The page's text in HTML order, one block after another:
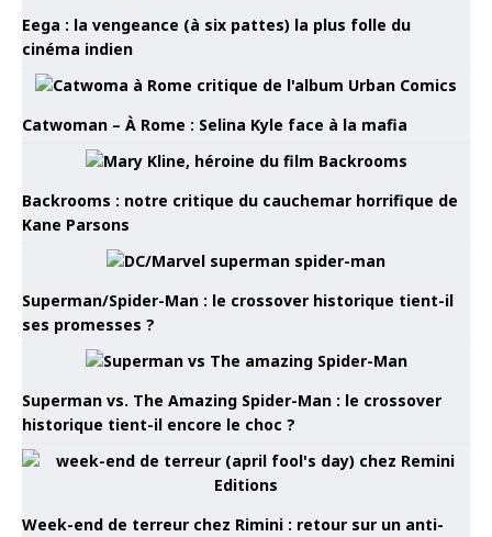
Eega : la vengeance (à six pattes) la plus folle du
cinéma indien
Catwoman – À Rome : Selina Kyle face à la mafia
Backrooms : notre critique du cauchemar horrifique de
Kane Parsons
Superman/Spider-Man : le crossover historique tient-il
ses promesses ?
Superman vs. The Amazing Spider-Man : le crossover
historique tient-il encore le choc ?
Week-end de terreur chez Rimini : retour sur un anti-